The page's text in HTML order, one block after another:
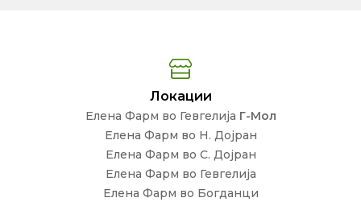
Локации
Елена Фарм во Гевгелија Г-Мол
Елена Фарм во Н. Дојран
Елена Фарм во С. Дојран
Елена Фарм во Гевгелија
Елена Фарм во Богданци